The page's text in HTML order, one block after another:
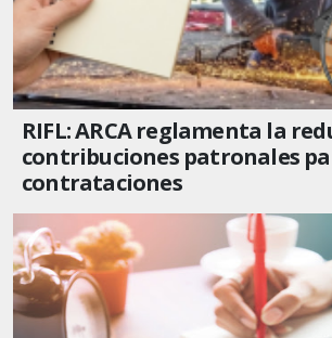
RIFL: ARCA reglamenta la
contribuciones patronales
contrataciones